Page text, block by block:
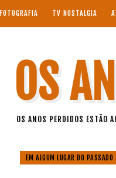
FOTOGRAFIA TV NOSTALGIA
OS
OS ANOS PERDIDOS ESTÃO
EM ALGUM LUGAR DO PASSADO